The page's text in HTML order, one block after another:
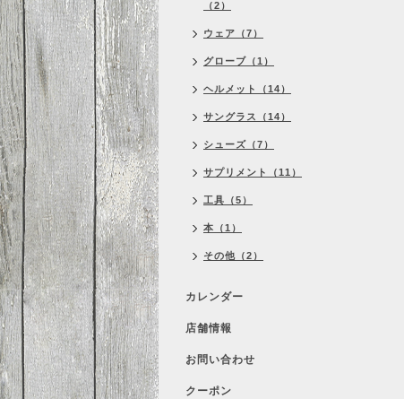
（2）
ウェア（7）
グローブ（1）
ヘルメット（14）
サングラス（14）
シューズ（7）
サプリメント（11）
工具（5）
本（1）
その他（2）
カレンダー
店舗情報
お問い合わせ
クーポン